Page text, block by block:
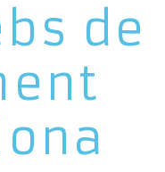
de